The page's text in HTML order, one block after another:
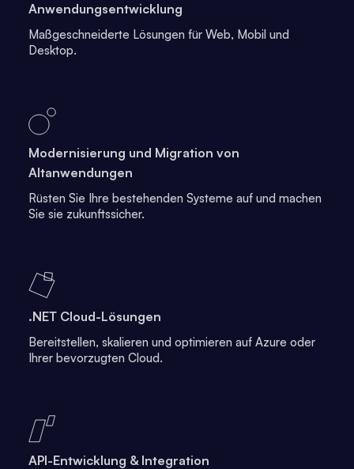
Anwendungsentwicklung
Maßgeschneiderte Lösungen für Web, Mobil und
Desktop.
Modernisierung und Migration von
Altanwendungen
Rüsten Sie Ihre bestehenden Systeme auf und machen
Sie sie zukunftssicher.
.NET Cloud-Lösungen
Bereitstellen, skalieren und optimieren auf Azure oder
Ihrer bevorzugten Cloud.
API-Entwicklung & Integration